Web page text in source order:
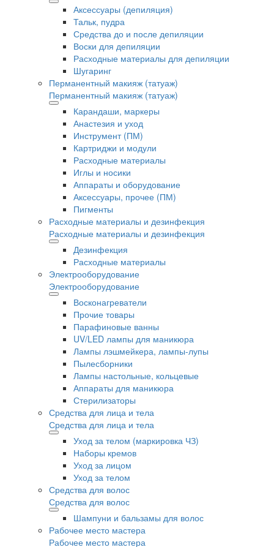
Аксессуары (депиляция)
Тальк, пудра
Средства до и после депиляции
Воски для депиляции
Расходные материалы для депиляции
Шугаринг
Перманентный макияж (татуаж)
Перманентный макияж (татуаж)
Карандаши, маркеры
Анастезия и уход
Инструмент (ПМ)
Картриджи и модули
Расходные материалы
Иглы и носики
Аппараты и оборудование
Аксессуары, прочее (ПМ)
Пигменты
Расходные материалы и дезинфекция
Расходные материалы и дезинфекция
Дезинфекция
Расходные материалы
Электрооборудование
Электрооборудование
Восконагреватели
Прочие товары
Парафиновые ванны
UV/LED лампы для маникюра
Лампы лэшмейкера, лампы-лупы
Пылесборники
Лампы настольные, кольцевые
Аппараты для маникюра
Стерилизаторы
Средства для лица и тела
Средства для лица и тела
Уход за телом (маркировка ЧЗ)
Наборы кремов
Уход за лицом
Уход за телом
Средства для волос
Средства для волос
Шампуни и бальзамы для волос
Рабочее место мастера
Рабочее место мастера